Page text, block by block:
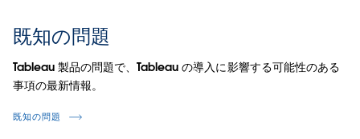
既知の問題
Tableau 製品の問題で、Tableau の導入に影響する可能性のある
事項の最新情報。
既知の問題